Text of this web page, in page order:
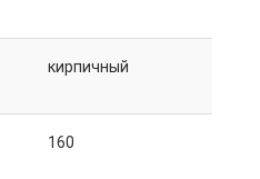
кирпичный
160